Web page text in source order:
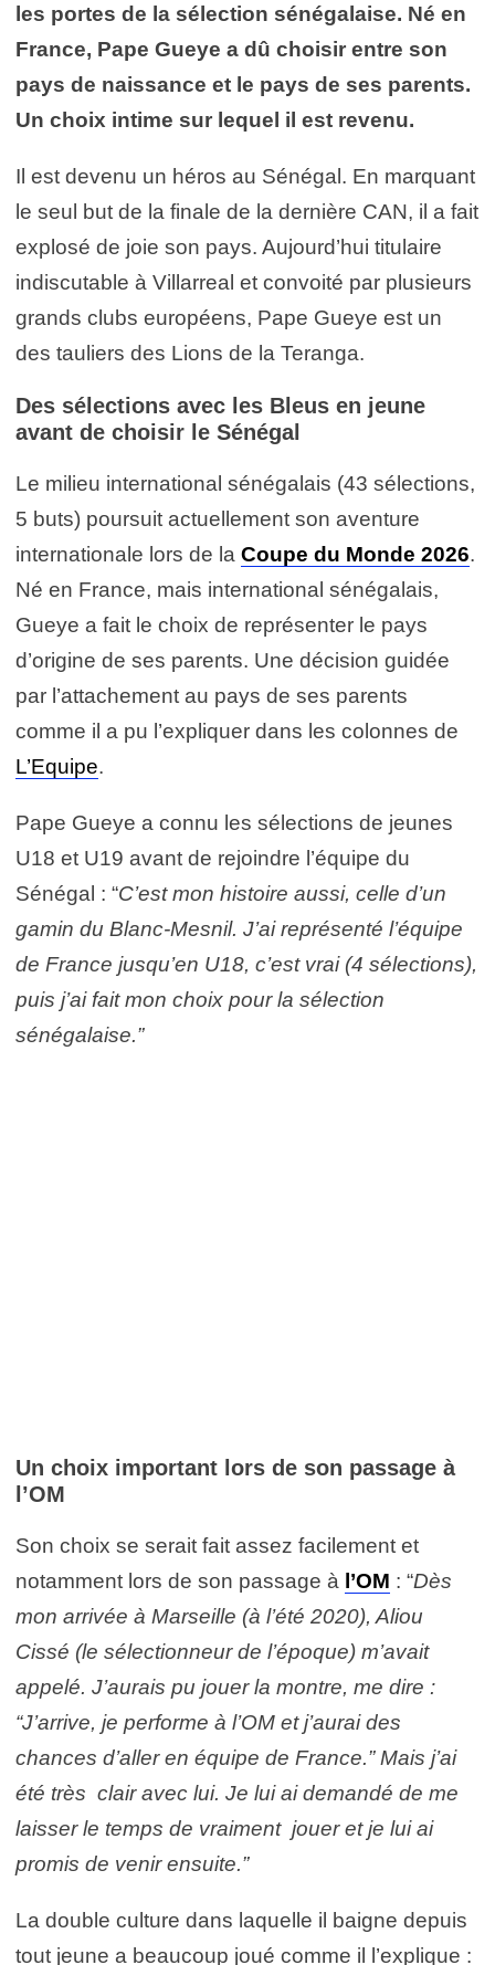
les portes de la sélection sénégalaise. Né en
France, Pape Gueye a dû choisir entre son
pays de naissance et le pays de ses parents.
Un choix intime sur lequel il est revenu.
Il est devenu un héros au Sénégal. En marquant
le seul but de la finale de la dernière CAN, il a fait
explosé de joie son pays. Aujourd’hui titulaire
indiscutable à Villarreal et convoité par plusieurs
grands clubs européens, Pape Gueye est un
des tauliers des Lions de la Teranga.
Des sélections avec les Bleus en jeune
avant de choisir le Sénégal
Le milieu international sénégalais (43 sélections,
5 buts) poursuit actuellement son aventure
internationale lors de la Coupe du Monde 2026.
Né en France, mais international sénégalais,
Gueye a fait le choix de représenter le pays
d’origine de ses parents. Une décision guidée
par l’attachement au pays de ses parents
comme il a pu l’expliquer dans les colonnes de
L’Equipe.
Pape Gueye a connu les sélections de jeunes
U18 et U19 avant de rejoindre l’équipe du
Sénégal : “C’est mon histoire aussi, celle d’un
gamin du Blanc-Mesnil. J’ai représenté l’équipe
de France jusqu’en U18, c’est vrai (4 sélections),
puis j’ai fait mon choix pour la sélection
sénégalaise.”
Un choix important lors de son passage à
l’OM
Son choix se serait fait assez facilement et
notamment lors de son passage à l’OM : “Dès
mon arrivée à Marseille (à l’été 2020), Aliou
Cissé (le sélectionneur de l’époque) m’avait
appelé. J’aurais pu jouer la montre, me dire :
“J’arrive, je performe à l’OM et j’aurai des
chances d’aller en équipe de France.” Mais j’ai
été très clair avec lui. Je lui ai demandé de me
laisser le temps de vraiment jouer et je lui ai
promis de venir ensuite.”
La double culture dans laquelle il baigne depuis
tout jeune a beaucoup joué comme il l’explique :